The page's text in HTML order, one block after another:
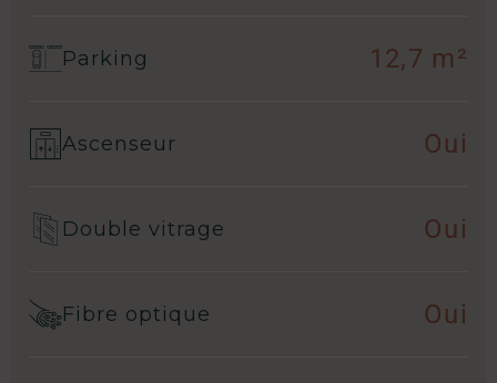
Parking 12,7 m²
Ascenseur Oui
Double vitrage Oui
Fibre optique Oui